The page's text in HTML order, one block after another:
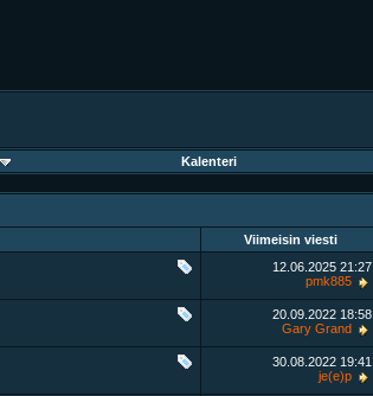
Kalenteri
Viimeisin viesti
12.06.2025 21:27
pmk885
20.09.2022 18:58
Gary Grand
30.08.2022 19:41
je(e)p